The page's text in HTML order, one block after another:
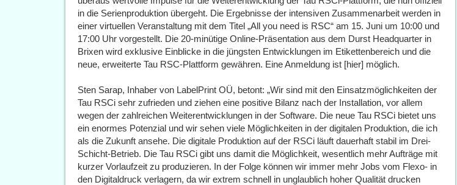
in die Serienproduktion übergeht. Die Ergebnisse der intensiven Zusammenarbeit werden in
einer virtuellen Veranstaltung mit dem Titel „All you need is RSC“ am 15. Juni um 10:00 und
17:00 Uhr vorgestellt. Die 20-minütige Online-Präsentation aus dem Durst Headquarter in
Brixen wird exklusive Einblicke in die jüngsten Entwicklungen im Etikettenbereich und die
neue, erweiterte Tau RSC-Plattform gewähren. Eine Anmeldung ist [hier] möglich.
Sten Sarap, Inhaber von LabelPrint OÜ, betont: „Wir sind mit den Einsatzmöglichkeiten der
Tau RSCi sehr zufrieden und ziehen eine positive Bilanz nach der Installation, vor allem
wegen der zahlreichen Weiterentwicklungen in der Software. Die neue Tau RSCi bietet uns
ein enormes Potenzial und wir sehen viele Möglichkeiten in der digitalen Produktion, die ich
als die Zukunft ansehe. Die digitale Produktion auf der RSCi läuft dauerhaft stabil im Drei-
Schicht-Betrieb. Die Tau RSCi gibt uns damit die Möglichkeit, wesentlich mehr Aufträge mit
kurzer Vorlaufzeit zu produzieren. In der Folge können wir immer mehr Jobs vom Flexo- in
den Digitaldruck verlagern, da wir extrem schnell in unglaublich hoher Qualität drucken